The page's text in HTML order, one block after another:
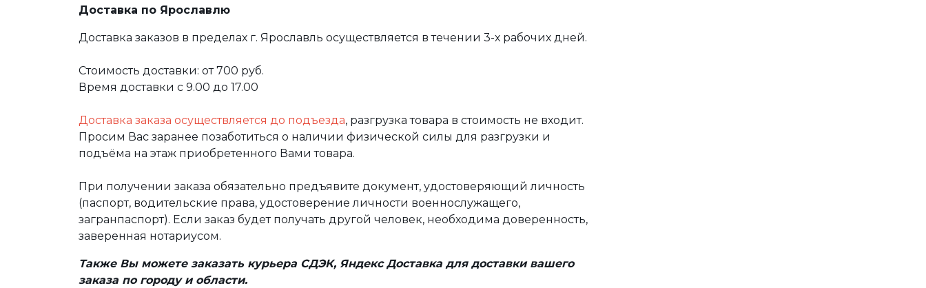
Доставка по Ярославлю
Доставка заказов в пределах г. Ярославль осуществляется в течении 3-х рабочих дней.
Стоимость доставки: от 700 руб.
Время доставки с 9.00 до 17.00
Доставка заказа осуществляется до подъезда, разгрузка товара в стоимость не входит.
Просим Вас заранее позаботиться о наличии физической силы для разгрузки и
подъёма на этаж приобретенного Вами товара.
При получении заказа обязательно предъявите документ, удостоверяющий личность
(паспорт, водительские права, удостоверение личности военнослужащего,
загранпаспорт). Если заказ будет получать другой человек, необходима доверенность,
заверенная нотариусом.
Также Вы можете заказать курьера СДЭК, Яндекс Доставка для доставки вашего
заказа по городу и области.